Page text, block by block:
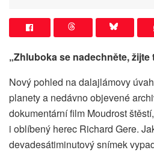
„Zhluboka se nadechněte,
Nový pohled na dalajlámovy
planety a nedávno objevené
dokumentární film Moudrost
i oblíbený herec Richard Gere.
devadesátiminutový snímek